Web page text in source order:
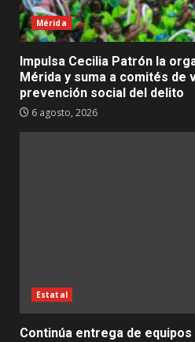
Mérida
Impulsa Cecilia Patrón la
Mérida y suma a comités de
prevención social del delito
6 agosto, 2026
Estatal
Continúa entrega de